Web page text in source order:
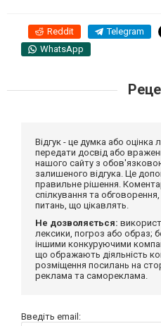
Reddit Telegram
WhatsApp
Відгук - це думка або
передати досвід або
нашого сайту з
залишеного відгука. Це
правильне рішення.
спілкування та
питань, що цікавлять.
Не дозволяється:
лексики, погроз або образ;
іншими конкуруючими
що ображають діяльність
розміщення посилань на
реклама та самореклама.
Введіть email: